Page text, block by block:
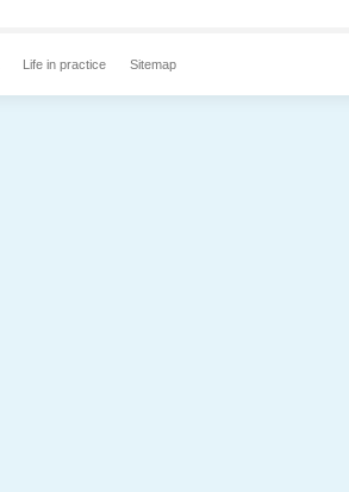
Life in practice Sitemap